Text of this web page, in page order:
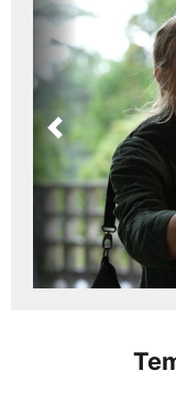
Previous